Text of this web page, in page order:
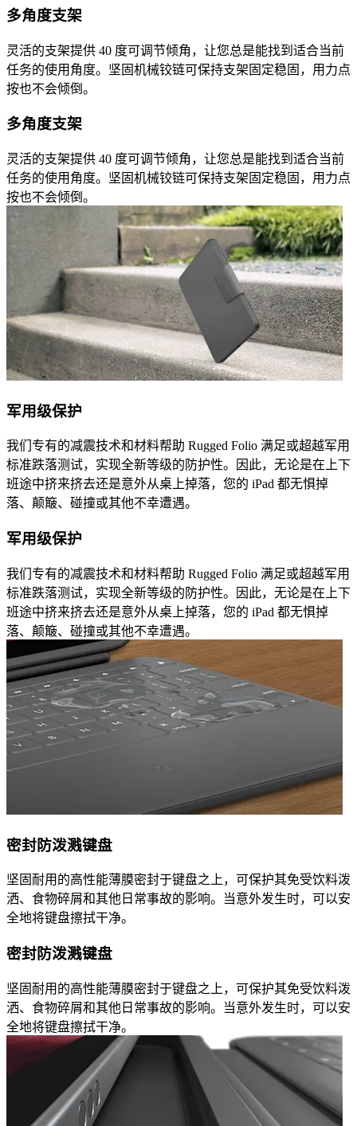
多角度支架
灵活的支架提供 40 度可调节倾角，让您总是能找到适合当前
任务的使用角度。坚固机械铰链可保持支架固定稳固，用力点
按也不会倾倒。
多角度支架
灵活的支架提供 40 度可调节倾角，让您总是能找到适合当前
任务的使用角度。坚固机械铰链可保持支架固定稳固，用力点
按也不会倾倒。
军用级保护
我们专有的减震技术和材料帮助 Rugged Folio 满足或超越军用
标准跌落测试，实现全新等级的防护性。因此，无论是在上下
班途中挤来挤去还是意外从桌上掉落，您的 iPad 都无惧掉
落、颠簸、碰撞或其他不幸遭遇。
军用级保护
我们专有的减震技术和材料帮助 Rugged Folio 满足或超越军用
标准跌落测试，实现全新等级的防护性。因此，无论是在上下
班途中挤来挤去还是意外从桌上掉落，您的 iPad 都无惧掉
落、颠簸、碰撞或其他不幸遭遇。
密封防泼溅键盘
坚固耐用的高性能薄膜密封于键盘之上，可保护其免受饮料泼
洒、食物碎屑和其他日常事故的影响。当意外发生时，可以安
全地将键盘擦拭干净。
密封防泼溅键盘
坚固耐用的高性能薄膜密封于键盘之上，可保护其免受饮料泼
洒、食物碎屑和其他日常事故的影响。当意外发生时，可以安
全地将键盘擦拭干净。